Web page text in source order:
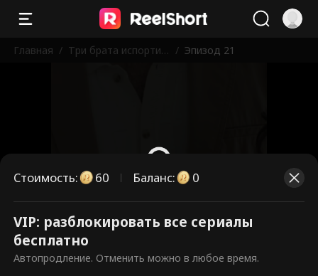
Главная / Три брата испортил
/ Эпизод 21
Это платные эпизоды.
Разблокируйте, чтобы смотреть.
Стоимость: 60 Баланс: 0
VIP: разблокировать все сериалы
бесплатно
Автопродление. Отменить можно в любое время.